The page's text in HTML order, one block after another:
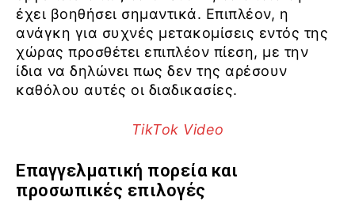
έχει βοηθήσει σημαντικά. Επιπλέον, η
ανάγκη για συχνές μετακομίσεις εντός της
χώρας προσθέτει επιπλέον πίεση, με την
ίδια να δηλώνει πως δεν της αρέσουν
καθόλου αυτές οι διαδικασίες.
TikTok Video
Επαγγελματική πορεία και
προσωπικές επιλογές